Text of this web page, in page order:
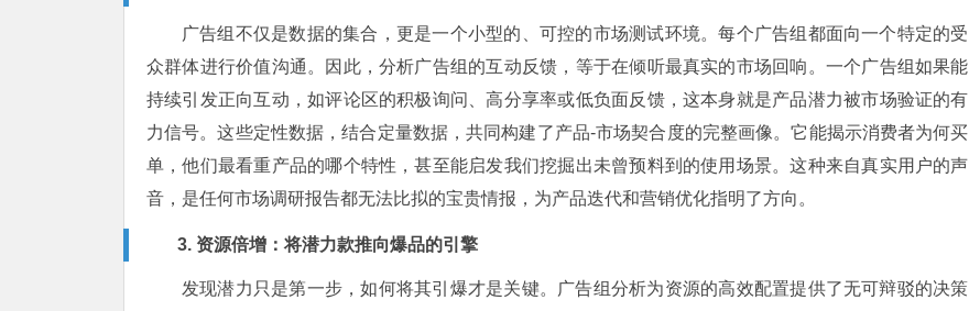
广告组不仅是数据的集合，更是一个小型的、可控的市场测试环境。每个广告组都面向一个特定的受
众群体进行价值沟通。因此，分析广告组的互动反馈，等于在倾听最真实的市场回响。一个广告组如果能
持续引发正向互动，如评论区的积极询问、高分享率或低负面反馈，这本身就是产品潜力被市场验证的有
力信号。这些定性数据，结合定量数据，共同构建了产品-市场契合度的完整画像。它能揭示消费者为何买
单，他们最看重产品的哪个特性，甚至能启发我们挖掘出未曾预料到的使用场景。这种来自真实用户的声
音，是任何市场调研报告都无法比拟的宝贵情报，为产品迭代和营销优化指明了方向。
3. 资源倍增：将潜力款推向爆品的引擎
发现潜力只是第一步，如何将其引爆才是关键。广告组分析为资源的高效配置提供了无可辩驳的决策